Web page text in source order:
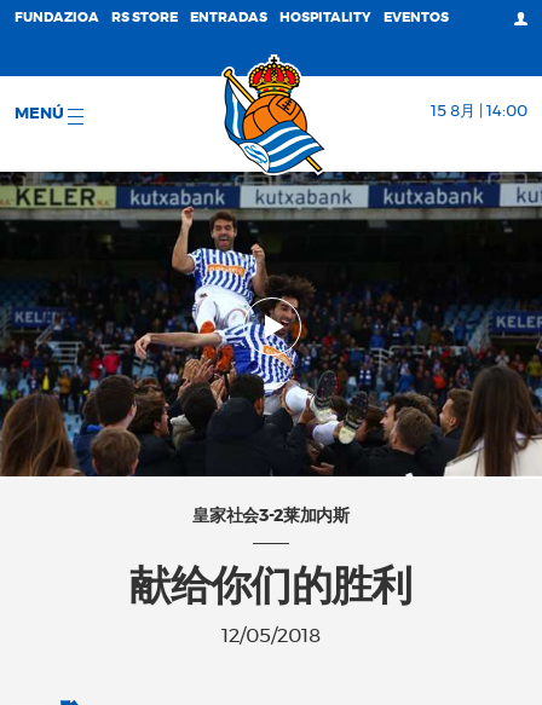
FUNDAZIOA RS STORE ENTRADAS HOSPITALITY EVENTOS
MENÚ 15 8月 | 14:00
皇家社会3-2莱加内斯
献给你们的胜利
12/05/2018